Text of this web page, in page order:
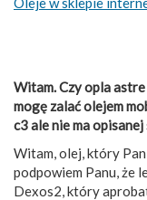
Witam. Czy opla
mogę zalać olejem
c3 ale nie ma
Witam, olej, który
podpowiem Panu, że
Dexos2, który